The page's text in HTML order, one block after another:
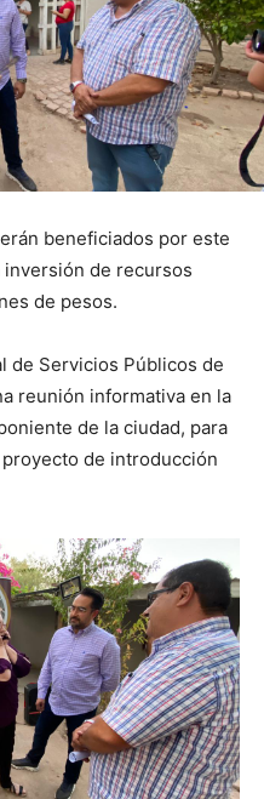
beneficiados por este
de recursos
de pesos.
de Servicios Públicos de
reunión informativa en la
de la ciudad, para
de introducción